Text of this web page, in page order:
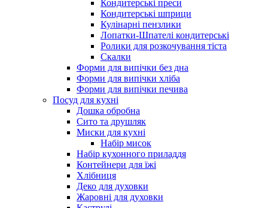
Кондитерські преси
Кондитерські шприци
Кулінарні пензлики
Лопатки-Шпателі кондитерські
Ролики для розкочування тіста
Скалки
Форми для випічки без дна
Форми для випічки хліба
Форми для випічки печива
Посуд для кухні
Дошка обробна
Сито та друшляк
Миски для кухні
Набір мисок
Набір кухонного приладдя
Контейнери для їжі
Хлібниця
Деко для духовки
Жаровні для духовки